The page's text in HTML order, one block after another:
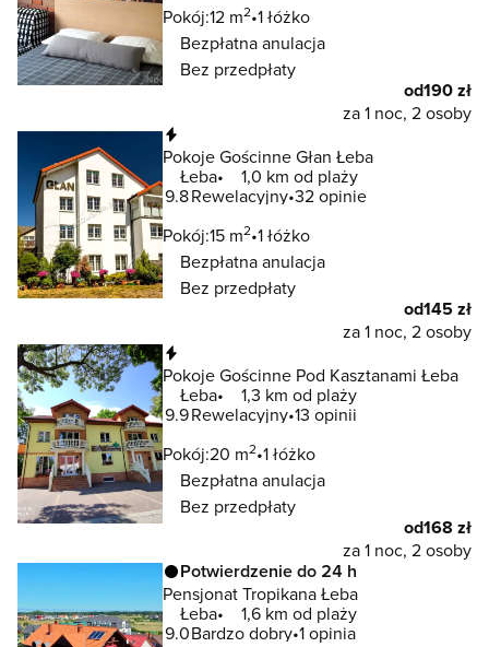
Pokój:12 m2 1 łóżko
Bezpłatna anulacja
Bez przedpłaty
od190 zł
za 1 noc, 2 osoby
Pokoje Gościnne Głan Łeba
Łeba
1,0 km od plaży
9.8Rewelacyjny 32 opinie
Pokój:15 m2 1 łóżko
Bezpłatna anulacja
Bez przedpłaty
od145 zł
za 1 noc, 2 osoby
Pokoje Gościnne Pod Kasztanami Łeba
Łeba
1,3 km od plaży
9.9Rewelacyjny 13 opinii
Pokój:20 m2 1 łóżko
Bezpłatna anulacja
Bez przedpłaty
od168 zł
za 1 noc, 2 osoby
Potwierdzenie do 24 h
Pensjonat Tropikana Łeba
Łeba
1,6 km od plaży
9.0Bardzo dobry 1 opinia